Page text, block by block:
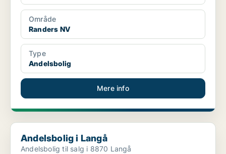
Område
Randers NV
Type
Andelsbolig
Mere info
Andelsbolig i Langå
Andelsbolig i Langå
Andelsbolig til salg i 8870 Langå